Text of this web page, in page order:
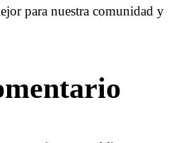
para nuestra comunidad y